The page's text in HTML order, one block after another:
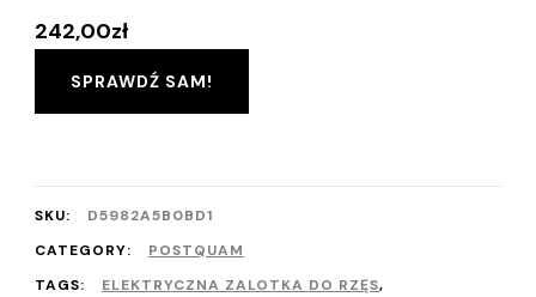
242,00zł
SPRAWDŹ SAM!
SKU:
D5982A5B0BD1
CATEGORY:
POSTQUAM
TAGS:
ELEKTRYCZNA ZALOTKA DO RZĘS,